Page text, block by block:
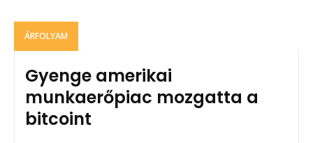
ÁRFOLYAM
Gyenge amerikai
munkaerőpiac mozgatta a
bitcoint